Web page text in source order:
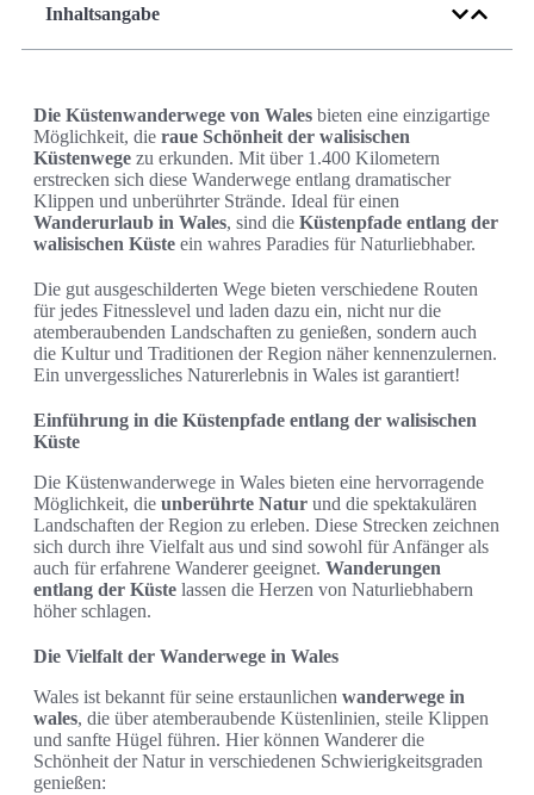
Inhaltsangabe
Die Küstenwanderwege von Wales bieten eine einzigartige
Möglichkeit, die raue Schönheit der walisischen
Küstenwege zu erkunden. Mit über 1.400 Kilometern
erstrecken sich diese Wanderwege entlang dramatischer
Klippen und unberührter Strände. Ideal für einen
Wanderurlaub in Wales, sind die Küstenpfade entlang der
walisischen Küste ein wahres Paradies für Naturliebhaber.
Die gut ausgeschilderten Wege bieten verschiedene Routen
für jedes Fitnesslevel und laden dazu ein, nicht nur die
atemberaubenden Landschaften zu genießen, sondern auch
die Kultur und Traditionen der Region näher kennenzulernen.
Ein unvergessliches Naturerlebnis in Wales ist garantiert!
Einführung in die Küstenpfade entlang der walisischen
Küste
Die Küstenwanderwege in Wales bieten eine hervorragende
Möglichkeit, die unberührte Natur und die spektakulären
Landschaften der Region zu erleben. Diese Strecken zeichnen
sich durch ihre Vielfalt aus und sind sowohl für Anfänger als
auch für erfahrene Wanderer geeignet. Wanderungen
entlang der Küste lassen die Herzen von Naturliebhabern
höher schlagen.
Die Vielfalt der Wanderwege in Wales
Wales ist bekannt für seine erstaunlichen wanderwege in
wales, die über atemberaubende Küstenlinien, steile Klippen
und sanfte Hügel führen. Hier können Wanderer die
Schönheit der Natur in verschiedenen Schwierigkeitsgraden
genießen: